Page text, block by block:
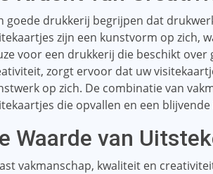
goede drukkerij begrijpen dat
zijn een kunstvorm op zich,
voor een drukkerij die beschikt
zorgt ervoor dat uw
op zich. De combinatie van
die opvallen en een
Waarde van
vakmanschap, kwaliteit en